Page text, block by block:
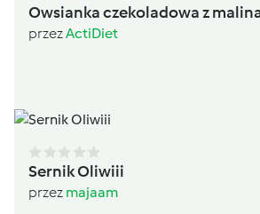
Owsianka czekoladowa z
przezActiDiet
Sernik Oliwiii
przez majaam